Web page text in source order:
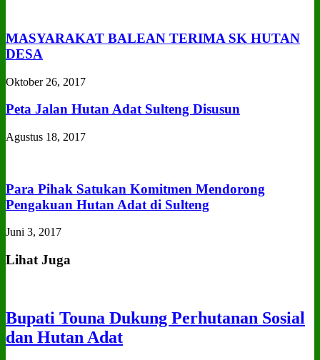
MASYARAKAT BALEAN TERIMA SK HUTAN
DESA
Oktober 26, 2017
Peta Jalan Hutan Adat Sulteng Disusun
Agustus 18, 2017
Para Pihak Satukan Komitmen Mendorong
Pengakuan Hutan Adat di Sulteng
Juni 3, 2017
Lihat Juga
Bupati Touna Dukung Perhutanan Sosial
dan Hutan Adat